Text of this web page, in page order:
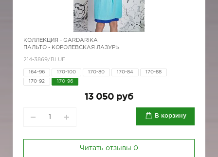
КОЛЛЕКЦИЯ - GARDARIKA
ПАЛЬТО - КОРОЛЕВСКАЯ ЛАЗУРЬ
214-3869/BLUE
164-96 170-100 170-80 170-84 170-88
170-92 170-96
13 050 руб
В корзину
Читать отзывы 0